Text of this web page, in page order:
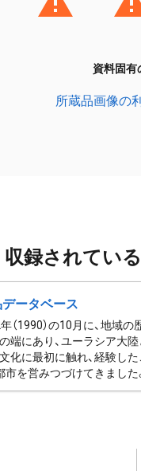
資料固有
所蔵品画像の
収録されてい
ータベース
（1990）の10月に、地域
端にあり、ユーラシア大
化に最初に触れ、経験し
を営みつづけてきました